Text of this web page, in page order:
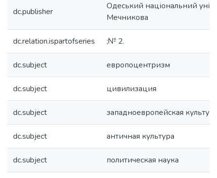
dc.publisher
Одеський національний
Мечникова
dc.relation.ispartofseries ;№ 2.
dc.subject европоцентризм
dc.subject цивилизация
dc.subject западноевропейская
dc.subject античная культура
dc.subject политическая наука